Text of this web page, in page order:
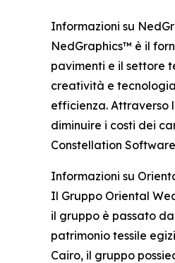
Informazioni su
NedGraphics™ è il
pavimenti e il settore
creatività e
efficienza. Attraverso
diminuire i costi dei
Constellation
Informazioni su
Il Gruppo Oriental
il gruppo è passato
patrimonio tessile
Cairo, il gruppo